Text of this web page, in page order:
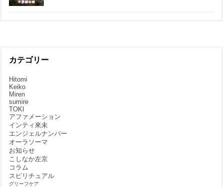
カテゴリー
Hitomi
Keiko
Miren
sumire
TOKI
アファメーション
インティ來未
エンジェルナンバー
オーラソーマ
お知らせ
こしなか左京
コラム
スピリチュアル
グリーフケア